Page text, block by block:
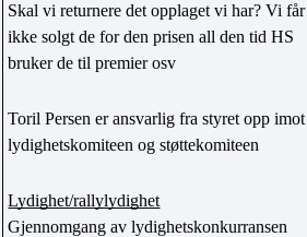
Skal vi returnere det opplaget vi har? Vi får
ikke solgt de for den prisen all den tid HS
bruker de til premier osv
Toril Persen er ansvarlig fra styret opp imot
lydighetskomiteen og støttekomiteen
Lydighet/rallylydighet
Gjennomgang av lydighetskonkurransen